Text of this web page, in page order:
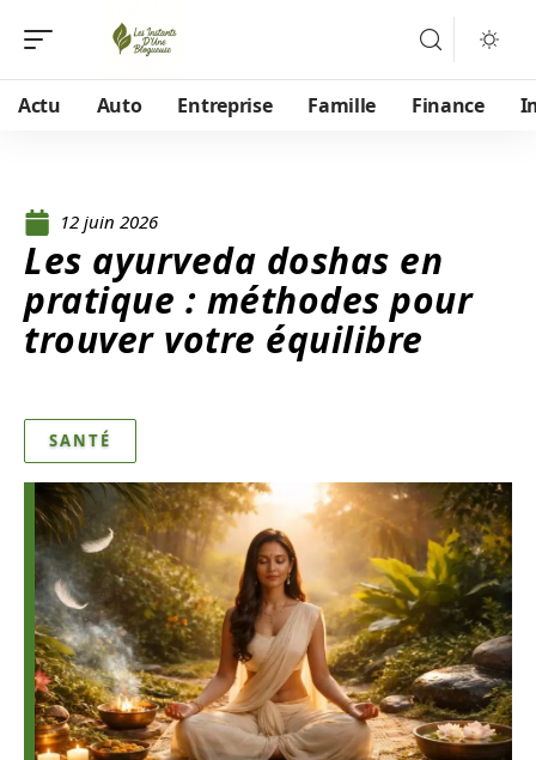
Actu Auto Entreprise Famille Finance
12 juin 2026
Les ayurveda doshas en
pratique : méthodes pour
trouver votre équilibre
SANTÉ